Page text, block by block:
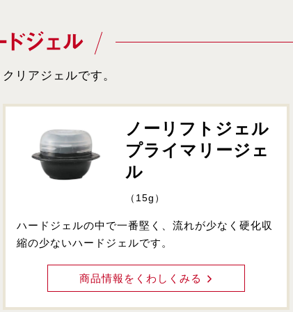
ドジェル
リアジェルです。
ノーリフトジェル
プライマリージェ
ル
（15g）
ハードジェルの中で一番堅く、流れが少なく硬化収
縮の少ないハードジェルです。
商品情報をくわしくみる